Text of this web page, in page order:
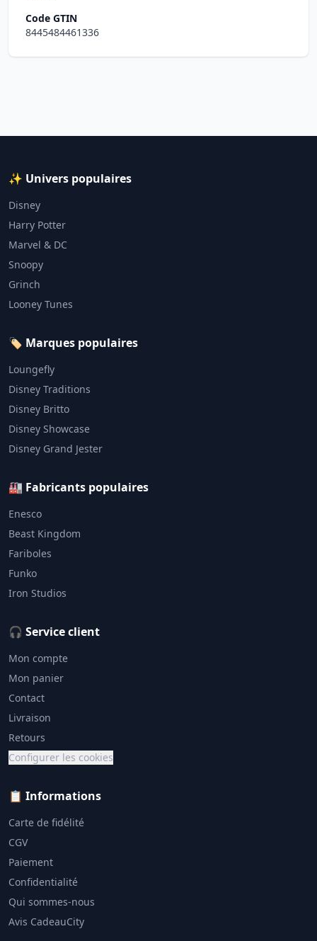
Code GTIN
8445484461336
✨ Univers populaires
Disney
Harry Potter
Marvel & DC
Snoopy
Grinch
Looney Tunes
🏷️ Marques populaires
Loungefly
Disney Traditions
Disney Britto
Disney Showcase
Disney Grand Jester
🏭 Fabricants populaires
Enesco
Beast Kingdom
Fariboles
Funko
Iron Studios
🎧 Service client
Mon compte
Mon panier
Contact
Livraison
Retours
Configurer les cookies
📋 Informations
Carte de fidélité
CGV
Paiement
Confidentialité
Qui sommes-nous
Avis CadeauCity